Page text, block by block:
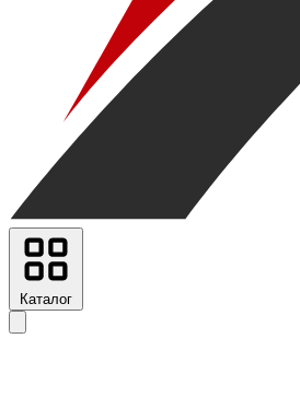
Каталог